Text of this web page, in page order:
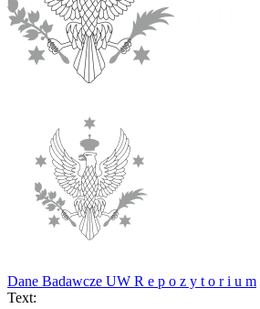
Dane Badawcze UW R e p o z y t o r i u m
Text: